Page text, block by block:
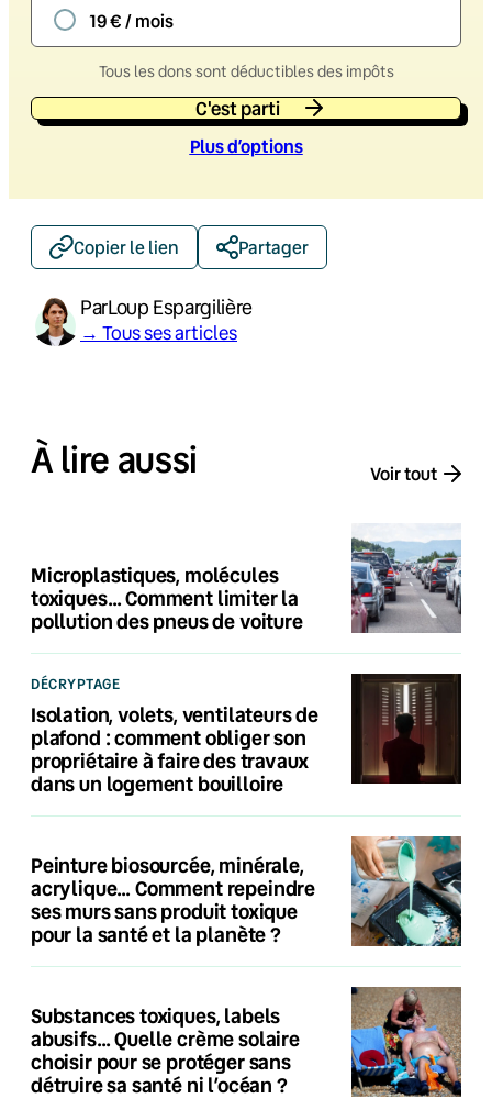
19 € / mois
Tous les dons sont déductibles des impôts
C'est parti
Plus d’options
Copier le lien Partager
ParLoup Espargilière
→ Tous ses articles
À lire aussi Voir tout
Microplastiques, molécules
toxiques… Comment limiter la
pollution des pneus de voiture
DÉCRYPTAGE
Isolation, volets, ventilateurs de
plafond : comment obliger son
propriétaire à faire des travaux
dans un logement bouilloire
Peinture biosourcée, minérale,
acrylique… Comment repeindre
ses murs sans produit toxique
pour la santé et la planète ?
Substances toxiques, labels
abusifs… Quelle crème solaire
choisir pour se protéger sans
détruire sa santé ni l’océan ?